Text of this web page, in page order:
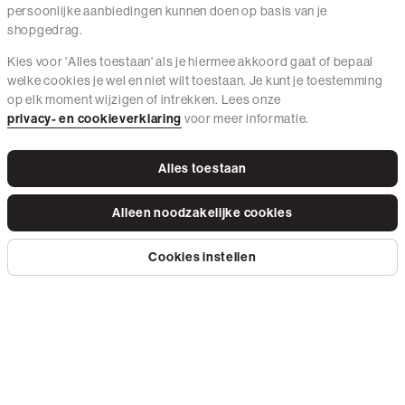
Contact
Mail ons
Van maandag t/m vrijdag van 8.30 uur tot 18.00 uur.
Service
Wij zijn The Sting
persoonlijke aanbiedingen kunnen doen op basis van je
shopgedrag.
Kies voor 'Alles toestaan' als je hiermee akkoord gaat of bepaal
welke cookies je wel en niet wilt toestaan. Je kunt je toestemming
op elk moment wijzigen of intrekken. Lees onze
privacy- en cookieverklaring voor meer informatie.
Alles toestaan
Alleen noodzakelijke cookies
Cookies instellen
Neem